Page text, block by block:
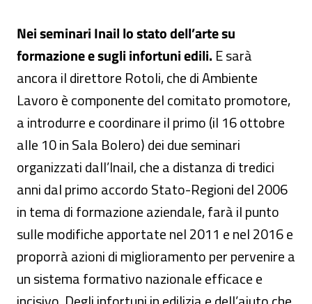
Nei seminari Inail lo stato dell’arte su
formazione e sugli infortuni edili. E sarà
ancora il direttore Rotoli, che di Ambiente
Lavoro è componente del comitato promotore,
a introdurre e coordinare il primo (il 16 ottobre
alle 10 in Sala Bolero) dei due seminari
organizzati dall’Inail, che a distanza di tredici
anni dal primo accordo Stato-Regioni del 2006
in tema di formazione aziendale, farà il punto
sulle modifiche apportate nel 2011 e nel 2016 e
proporrà azioni di miglioramento per pervenire a
un sistema formativo nazionale efficace e